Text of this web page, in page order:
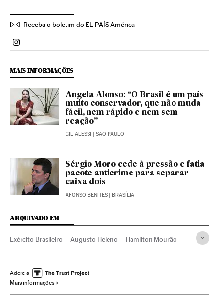
Receba o boletim do EL PAÍS América
Politica El País Brasil en Instagram
MAIS INFORMAÇÕES
Angela Alonso: “O Brasil é um país
muito conservador, que não muda
fácil, nem rápido e nem sem
reação”
GIL ALESSI | SÃO PAULO
Sérgio Moro cede à pressão e fatia
pacote anticrime para separar
caixa dois
AFONSO BENITES | BRASÍLIA
ARQUIVADO EM
Exército Brasileiro Augusto Heleno Hamilton Mourão
Exército terra Presidente Brasil
Presidência Brasil
Adere a
Mais informações